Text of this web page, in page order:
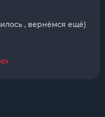
, вернёмся ещё)